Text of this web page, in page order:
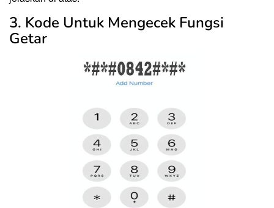
3. Kode Untuk Mengecek Fungsi
Getar